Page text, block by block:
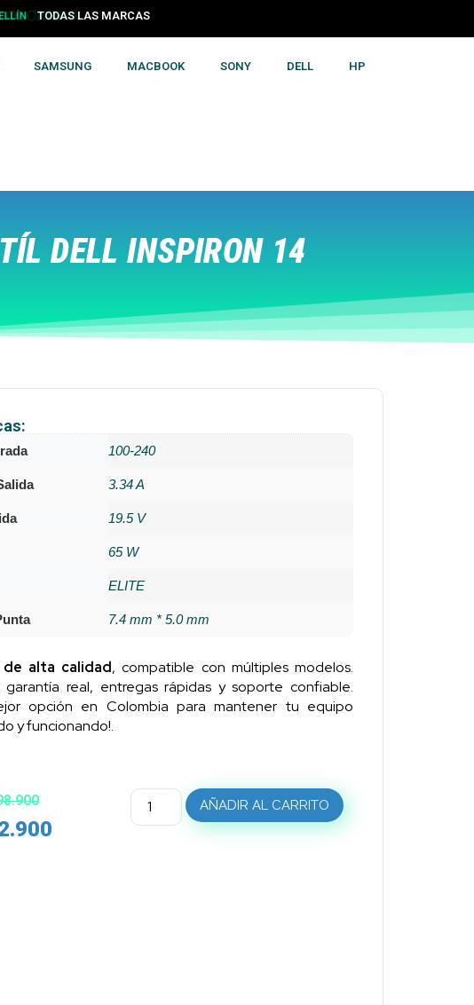
TODAS LAS MARCAS
SAMSUNG MACBOOK SONY DELL HP
DELL INSPIRON 14
100-240
3.34 A
19.5 V
65 W
ELITE
7.4 mm * 5.0 mm
alta calidad, compatible con múltiples modelos.
garantía real, entregas rápidas y soporte confiable.
opción en Colombia para mantener tu equipo
y funcionando!.
AÑADIR AL CARRITO